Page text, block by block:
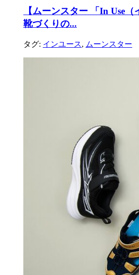
【ムーンスター 「In Use（
靴づくりの...
タグ: インユース, ムーンスター